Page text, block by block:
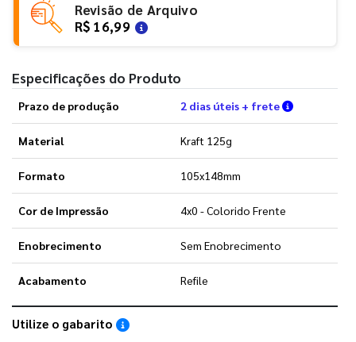
Revisão de Arquivo
R$ 16,99
Especificações do Produto
Prazo de produção 2 dias úteis + frete Verifique
Material Kraft 125g
Formato 105x148mm
Cor de Impressão 4x0 - Colorido Frente
Enobrecimento Sem Enobrecimento
Acabamento Refile
Utilize o gabarito Saiba como utilizar os nossos gabaritos